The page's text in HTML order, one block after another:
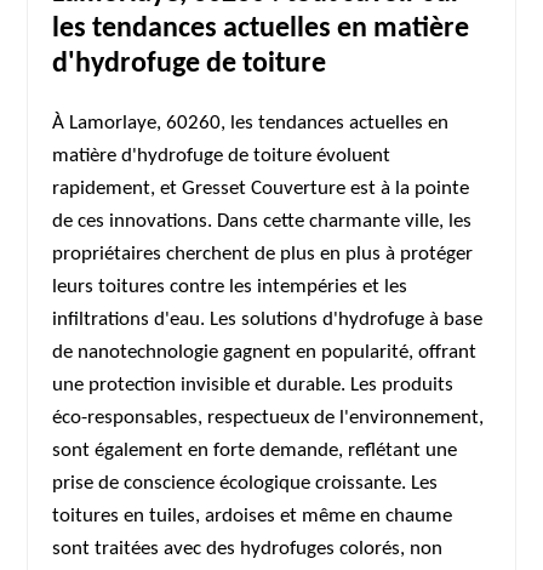
les tendances actuelles en matière
d'hydrofuge de toiture
À Lamorlaye, 60260, les tendances actuelles en
matière d'hydrofuge de toiture évoluent
rapidement, et Gresset Couverture est à la pointe
de ces innovations. Dans cette charmante ville, les
propriétaires cherchent de plus en plus à protéger
leurs toitures contre les intempéries et les
infiltrations d'eau. Les solutions d'hydrofuge à base
de nanotechnologie gagnent en popularité, offrant
une protection invisible et durable. Les produits
éco-responsables, respectueux de l'environnement,
sont également en forte demande, reflétant une
prise de conscience écologique croissante. Les
toitures en tuiles, ardoises et même en chaume
sont traitées avec des hydrofuges colorés, non